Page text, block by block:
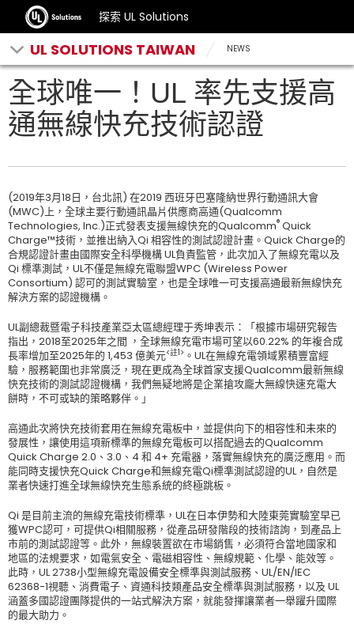
探索 UL Solutions
UL SOLUTIONS TAIWAN NEWS
全球唯一！UL 率先支援高
通無線快充技術認證
(2019年3月18日，台北訊) 在2019 西班牙巴塞隆納世界行動通訊大會
(MWC)上，全球主要行動通訊晶片供應商高通(Qualcomm
Technologies, Inc.)正式發表支援無線快充的Qualcomm® Quick
Charge™技術，並推出納入Qi 相容性的測試認證計畫。Quick Charge的
合規認證計畫由國際安全科學機構 UL負責監管，此次加入了無線充電以及
Qi 標準測試，UL不僅是無線充電聯盟WPC (Wireless Power
Consortium) 認可的測試實驗室，也是全球唯一可支援高通最新無線快充
解決方案的認證機構。
UL副總裁暨電子科技產業亞太區總經理于秀坤表示：「根據市場研究報告
指出，2018至2025年之間 ，全球無線充電市場可望以60.22% 的年複合成
長率增加至2025年的 1,453 億美元<註1> 。UL在無線充電領域累積豐富經
驗，服務範圍也非常廣泛，現在更成為全球首家支援Qualcomm最新無線
快充技術的測試認證機構，我們無疑地將是企業搶攻龐大無線快速充電大
餅時，不可或缺的策略夥伴。」
高通此次將快充技術套用在無線充電板中，並提供向下的相容性和未來的
發展性，讓使用這項新標準的無線充電板可以搭配過去的Qualcomm
Quick Charge 2.0、3.0、4 和 4+ 充電器，落實無線快充的廣泛應用。而
能同時支援快充Quick Charge和無線充電Qi標準測試認證的UL，自然是
業者快速打進全球無線快充生態系統的終極跳板。
Qi 是目前主流的無線充電技術標準，UL在日本伊勢和大陸東莞實驗室早已
獲WPC認可，可提供Qi相關服務，從產品研發階段的技術諮詢，到產品上
市前的測試認證等。此外，無線裝置欲在市場銷售，必須符合當地國家和
地區的法規要求，如電氣安全、電磁相容性、無線規範、化學、能效等。
此時，UL 2738小型無線充電設備安全標準與測試服務、UL/EN/IEC
62368-1視聽、消費電子、資通科技類產品安全標準與測試服務，以及 UL
涵蓋多國認證團隊提供的一站式解決方案，就能發揮讓業者一舉躍升國際
的最大助力。